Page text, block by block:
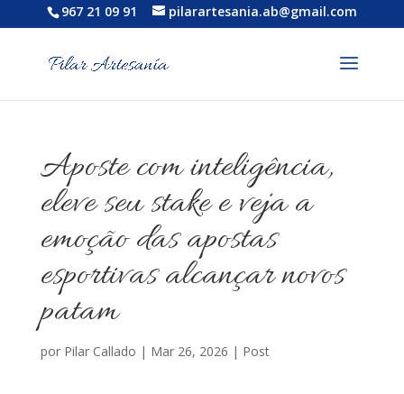
967 21 09 91 pilarartesania.ab@gmail.com
Aposte com inteligência,
eleve seu stake e veja a
emoção das apostas
esportivas alcançar novos
patam
por Pilar Callado | Mar 26, 2026 | Post